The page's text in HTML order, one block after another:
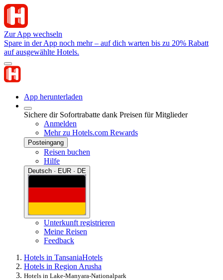
Zur App wechseln
Spare in der App noch mehr – auf dich warten bis zu 20% Rabatt
auf ausgewählte Hotels.
App herunterladen
Sichere dir Sofortrabatte dank Preisen für Mitglieder
Anmelden
Mehr zu Hotels.com Rewards
Posteingang
Reisen buchen
Hilfe
Deutsch · EUR · DE
Unterkunft registrieren
Meine Reisen
Feedback
Hotels in TansaniaHotels
Hotels in Region Arusha
Hotels in Lake-Manyara-Nationalpark